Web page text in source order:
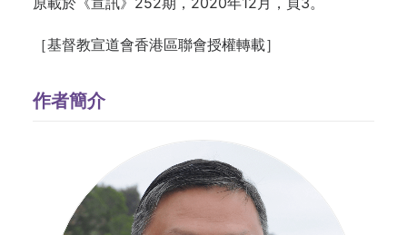
［基督教宣道會香港區聯會授權轉載］
作者簡介